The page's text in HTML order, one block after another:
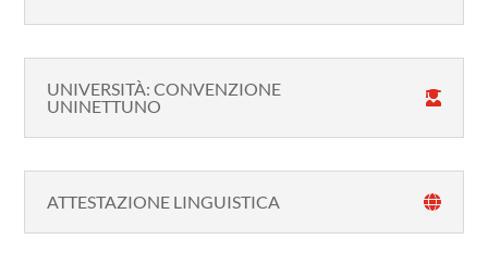
UNIVERSITÀ: CONVENZIONE
UNINETTUNO
ATTESTAZIONE LINGUISTICA